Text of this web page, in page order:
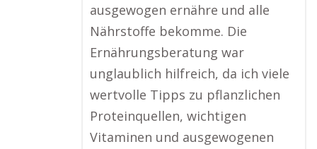
ausgewogen ernähre und alle
Nährstoffe bekomme. Die
Ernährungsberatung war
unglaublich hilfreich, da ich viele
wertvolle Tipps zu pflanzlichen
Proteinquellen, wichtigen
Vitaminen und ausgewogenen